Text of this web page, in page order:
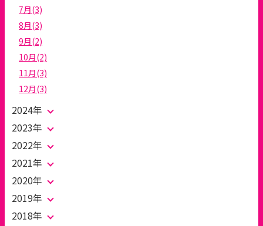
7月(3)
8月(3)
9月(2)
10月(2)
11月(3)
12月(3)
2024年
2023年
2022年
2021年
2020年
2019年
2018年